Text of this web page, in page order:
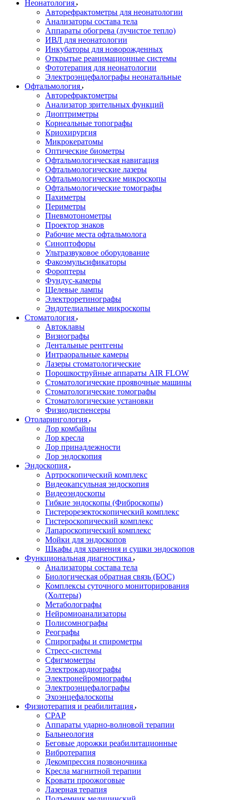
Неонатология
Авторефрактометры для неонатологии
Анализаторы состава тела
Аппараты обогрева (лучистое тепло)
ИВЛ для неонатологии
Инкубаторы для новорожденных
Открытые реанимационные системы
Фототерапия для неонатологии
Электроэнцефалографы неонатальные
Офтальмология
Авторефрактометры
Анализатор зрительных функций
Диоптриметры
Корнеальные топографы
Криохирургия
Микрокератомы
Оптические биометры
Офтальмологическая навигация
Офтальмологические лазеры
Офтальмологические микроскопы
Офтальмологические томографы
Пахиметры
Периметры
Пневмотонометры
Проектор знаков
Рабочие места офтальмолога
Синоптофоры
Ультразвуковое оборудование
Факоэмульсификаторы
Фороптеры
Фундус-камеры
Щелевые лампы
Электроретинографы
Эндотелиальные микроскопы
Стоматология
Автоклавы
Визиографы
Дентальные рентгены
Интраоральные камеры
Лазеры стоматологические
Порошкоструйные аппараты AIR FLOW
Стоматологические проявочные машины
Стоматологические томографы
Стоматологические установки
Физиодиспенсеры
Отоларингология
Лор комбайны
Лор кресла
Лор принадлежности
Лор эндоскопия
Эндоскопия
Артроскопический комплекс
Видеокапсульная эндоскопия
Видеоэндоскопы
Гибкие эндоскопы (Фиброcкопы)
Гистерорезектоскопический комплекс
Гистероскопический комплекс
Лапароскопический комплекс
Мойки для эндоскопов
Шкафы для хранения и сушки эндоскопов
Функциональная диагностика
Анализаторы состава тела
Биологическая обратная связь (БОС)
Комплексы суточного мониторирования
(Холтеры)
Метаболографы
Нейромиоанализаторы
Полисомнографы
Реографы
Спирографы и спирометры
Стресс-системы
Сфигмометры
Электрокардиографы
Электронейромиографы
Электроэнцефалографы
Эхоэнцефалоскопы
Физиотерапия и реабилитация
CPAP
Аппараты ударно-волновой терапии
Бальнеология
Беговые дорожки реабилитационные
Вибротерапия
Декомпрессия позвоночника
Кресла магнитной терапии
Кровати проожоговые
Лазерная терапия